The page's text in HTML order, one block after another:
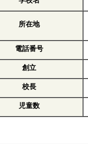
所在地
電話番号
創立
校長
児童数